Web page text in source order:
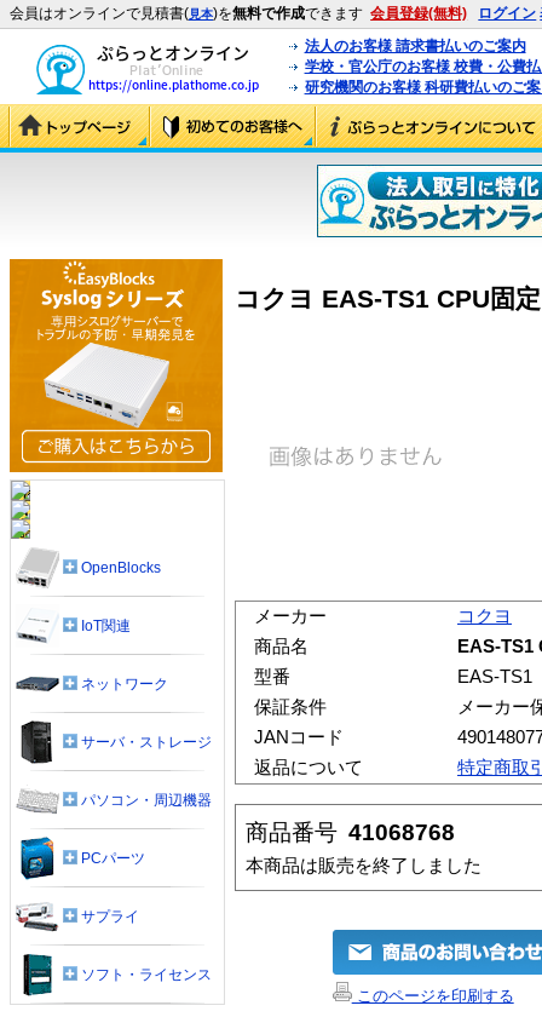
会員はオンラインで見積書(見本)を無料で作成できます 会員登録(無料) ログイン
法人のお客様 請求書払いのご案内
学校・官公庁のお客様 校費・公費
研究機関のお客様 科研費払いのご
コクヨ EAS-TS1 CPU固
メーカー
コクヨ
商品名
EAS-TS1
型番
EAS-TS1
保証条件
メーカー
JANコード
返品について
特定商取
商品番号 41068768
本商品は販売を終了しました
このページを印刷する
OpenBlocks
IoT関連
ネットワーク
サーバ・ストレージ
パソコン・周辺機器
PCパーツ
サプライ
ソフト・ライセンス